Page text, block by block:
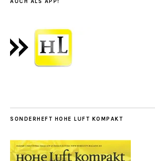
SONDERHEFT HOHE LUFT KOMPAKT